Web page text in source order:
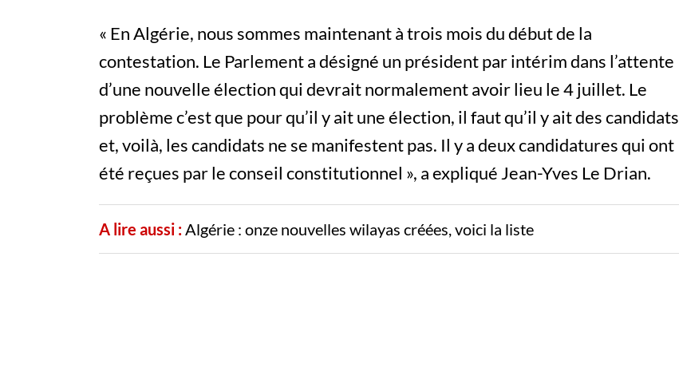
« En Algérie, nous sommes maintenant à trois mois du début de la
contestation. Le Parlement a désigné un président par intérim dans l’attente
d’une nouvelle élection qui devrait normalement avoir lieu le 4 juillet. Le
problème c’est que pour qu’il y ait une élection, il faut qu’il y ait des candidats
et, voilà, les candidats ne se manifestent pas. Il y a deux candidatures qui ont
été reçues par le conseil constitutionnel », a expliqué Jean-Yves Le Drian.
A lire aussi :Algérie : onze nouvelles wilayas créées, voici la liste